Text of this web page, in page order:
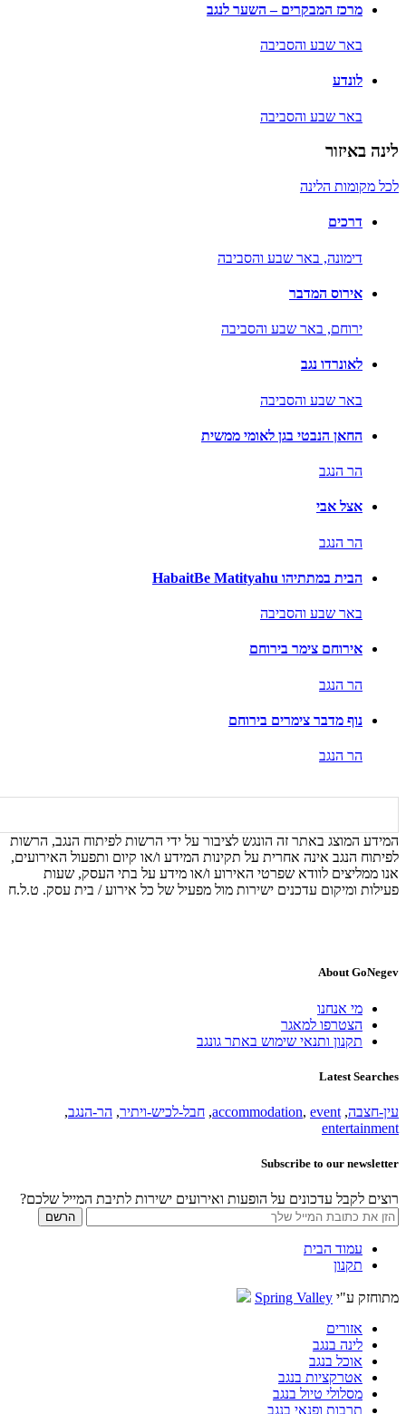
מרכז המבקרים – השער לנגב
באר שבע והסביבה
לונדע
באר שבע והסביבה
לינה באיזור
לכל מקומות הלינה
דרכים
דימונה, באר שבע והסביבה
אירוס המדבר
ירוחם, באר שבע והסביבה
לאונרדו נגב
באר שבע והסביבה
החאן הנבטי בגן לאומי ממשית
הר הנגב
אצל אבי
הר הנגב
הבית במתתיהו HabaitBe Matityahu
באר שבע והסביבה
אירוחם צימר בירוחם
הר הנגב
נוף מדבר צימרים בירוחם
הר הנגב
המידע המוצג באתר זה הונגש לציבור על ידי הרשות לפיתוח הנגב, הרשות
לפיתוח הנגב אינה אחרית על תקינות המידע ו/או קיום ותפעול האירועים,
אנו ממליצים לוודא שפרטי האירוע ו/או מידע על בתי העסק, שעות
פעילות ומיקום עדכנים ישירות מול מפעיל של כל אירוע / בית עסק. ט.ל.ח
About GoNegev
מי אנחנו
הצטרפו למאגר
תקנון ותנאי שימוש באתר גונגב
Latest Searches
עין-חצבה,
accommodation, event
, חבל-לכיש-ויתיר, הר-הנגב,
entertainment
Subscribe to our newsletter
רוצים לקבל עדכונים על הופעות ואירועים ישירות לתיבת המייל שלכם?
עמוד הבית
תקנון
מתוחזק ע"י Spring Valley
אזורים
לינה בנגב
אוכל בנגב
אטרקציות בנגב
מסלולי טיול בנגב
תרבות ופנאי בנגב